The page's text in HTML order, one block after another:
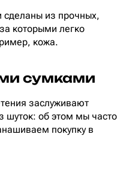
из прочных,
которыми легко
кожа.
сумками
заслуживают
шуток: об этом мы часто
покупку в